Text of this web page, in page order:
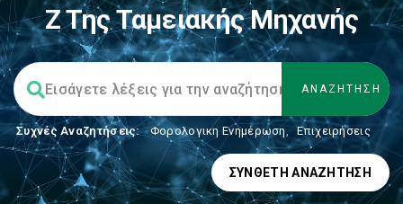
Ζ Της Ταμειακής Μηχανής
Συχνές Αναζητήσεις: Φορολογικη Ενημέρωση, Επιχειρήσεις
ΣΎΝΘΕΤΗ ΑΝΑΖΉΤΗΣΗ